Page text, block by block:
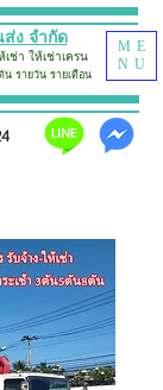
ง จำกัด
เช่า ให้เช่าเครน
น รายวัน รายเดือน
ME
NU